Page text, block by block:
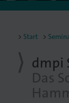
Start
dmpi
Das